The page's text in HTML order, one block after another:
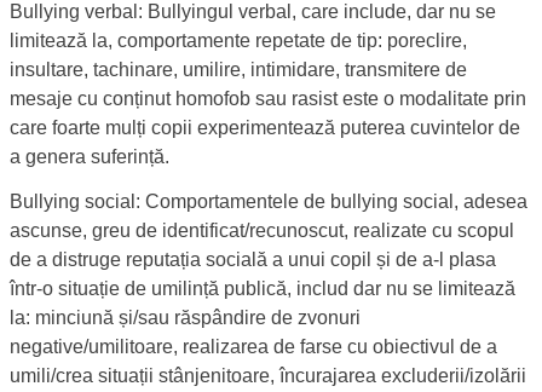
Bullying verbal: Bullyingul verbal, care include, dar nu se
limitează la, comportamente repetate de tip: poreclire,
insultare, tachinare, umilire, intimidare, transmitere de
mesaje cu conținut homofob sau rasist este o modalitate prin
care foarte mulți copii experimentează puterea cuvintelor de
a genera suferință.
Bullying social: Comportamentele de bullying social, adesea
ascunse, greu de identificat/recunoscut, realizate cu scopul
de a distruge reputația socială a unui copil și de a-l plasa
într-o situație de umilință publică, includ dar nu se limitează
la: minciună și/sau răspândire de zvonuri
negative/umilitoare, realizarea de farse cu obiectivul de a
umili/crea situații stânjenitoare, încurajarea excluderii/izolării